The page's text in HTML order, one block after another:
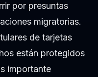
por presuntas
migratorias.
de tarjetas
están protegidos
importante